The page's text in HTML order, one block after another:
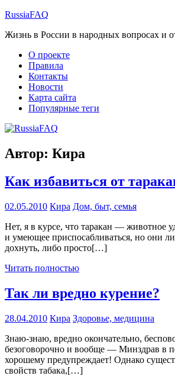
Перейти
содержимому
RussiaFAQ
Жизнь в России в народных вопросах и
О проекте
Правила
Контакты
Новости
Карта сайта
Популярные теги
Автор: Кира
Как избавиться от
02.05.2010 Кира Дом, быт, семья
Нет, я в курсе, что таракан — животное
и умеющее приспосабливаться, но они
дохнуть, либо просто[…]
Читать полностью
Так ли вредно курение?
28.04.2010 Кира Здоровье, медицина
Знаю-знаю, вредно окончательно,
безоговорочно и вообще — Минздрав в
хорошему предупреждает! Однако
свойств табака,[…]